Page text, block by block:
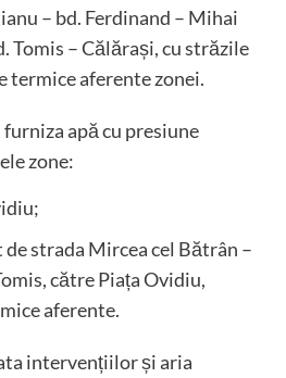
– bd. Ferdinand – Mihai
Tomis – Călărași, cu străzile
termice aferente zonei.
apă cu presiune
zone:
strada Mircea cel Bătrân –
către Piața Ovidiu,
aferente.
intervențiilor și aria